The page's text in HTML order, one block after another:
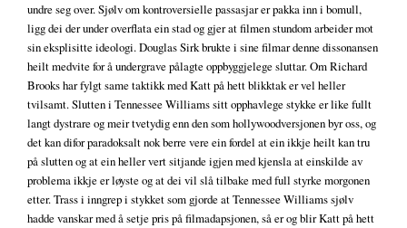
undre seg over. Sjølv om kontroversielle passasjar er pakka inn i bomull,
ligg dei der under overflata ein stad og gjer at filmen stundom arbeider mot
sin eksplisitte ideologi. Douglas Sirk brukte i sine filmar denne dissonansen
heilt medvite for å undergrave pålagte oppbyggjelege sluttar. Om Richard
Brooks har fylgt same taktikk med Katt på hett blikktak er vel heller
tvilsamt. Slutten i Tennessee Williams sitt opphavlege stykke er like fullt
langt dystrare og meir tvetydig enn den som hollywoodversjonen byr oss, og
det kan difor paradoksalt nok berre vere ein fordel at ein ikkje heilt kan tru
på slutten og at ein heller vert sitjande igjen med kjensla at einskilde av
problema ikkje er løyste og at dei vil slå tilbake med full styrke morgonen
etter. Trass i inngrep i stykket som gjorde at Tennessee Williams sjølv
hadde vanskar med å setje pris på filmadapsjonen, så er og blir Katt på hett